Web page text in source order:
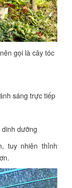
gọi là cây tóc
sáng trực tiếp
dưỡng
tuy nhiên thỉnh